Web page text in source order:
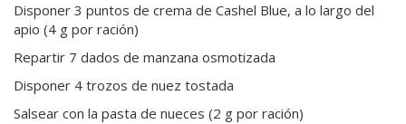
Disponer 3 puntos de crema de Cashel Blue, a lo largo del
apio (4 g por ración)
Repartir 7 dados de manzana osmotizada
Disponer 4 trozos de nuez tostada
Salsear con la pasta de nueces (2 g por ración)